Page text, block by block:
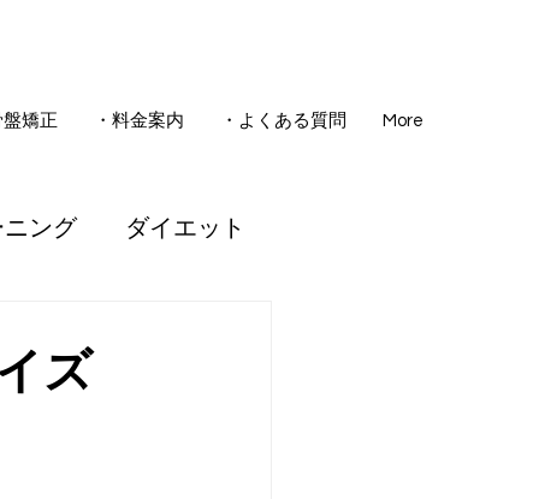
盤矯正 ・料金案内 ・よくある質問 More
ニング ダイエット
ズ